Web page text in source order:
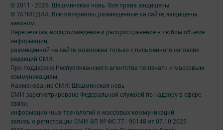
© 2011 - 2026. Шешминская новь. Все права защищены.
© ТАТМЕДИА. Все материалы, размещенные на сайте, защищены
законом.
Перепечатка, воспроизведение и распространение в любом объеме
информации,
размещенной на сайте, возможна только с письменного согласия
редакций СМИ.
При поддержке Республиканского агентства по печати и массовым
коммуникациям.
Наименование СМИ: Шешминская новь
СМИ зарегистрировано Федеральной службой по надзору в сфере
связи,
информационных технологий и массовых коммуникаций
запись о регистрации СМИ ЭЛ № ФС 77 - 90148 от 07.10.2025